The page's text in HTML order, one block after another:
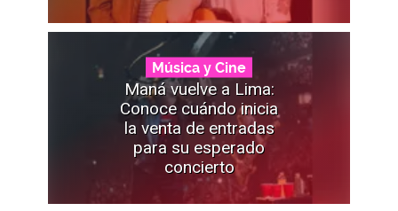
Música y Cine
Maná vuelve a Lima:
Conoce cuándo inicia
la venta de entradas
para su esperado
concierto